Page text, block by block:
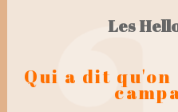
Les
Qui a dit